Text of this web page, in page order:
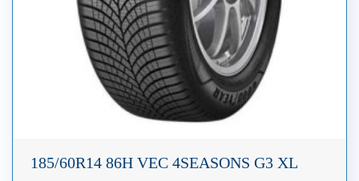
185/60R14 86H VEC 4SEASONS G3 XL